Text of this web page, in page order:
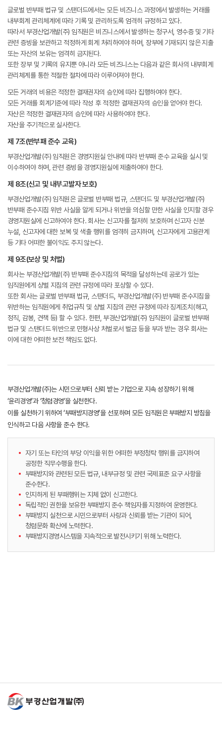
글로벌 반부패 법규 및 스탠더드에서는 모든 비즈니스 과정에서 발생하는 거래를
내부회계 관리체계에 따라 기록 및 관리하도록 엄격히 규정하고 있다.
따라서 부경산업개발(주) 임직원은 비즈니스에서 발생하는 청구서, 영수증 및 기타
관련 증빙을 보관하고 적정하게 회계 처리하여야 하며, 장부에 기재되지 않은 지출
또는 자산의 보유는 엄격히 금지된다.
또한 장부 및 기록의 유지뿐 아니라 모든 비즈니스는 다음과 같은 회사의 내부회계
관리체계를 통한 적절한 절차에 따라 이루어져야 한다.
모든 거래의 비용은 적정한 결재권자의 승인에 따라 집행하여야 한다.
모든 거래를 회계기준에 따라 작성 후 적정한 결재권자의 승인을 얻어야 한다.
자산은 적정한 결재권자의 승인에 따라 사용하여야 한다.
자산을 주기적으로 실사한다.
제 7조(반부패 준수 교육)
부경산업개발(주) 임직원은 경영지원실 안내에 따라 반부패 준수 교육을 실시 및
이수하여야 하며, 관련 증빙을 경영지원실에 제출하여야 한다.
제 8조(신고 및 내부고발자 보호)
부경산업개발(주) 임직원은 글로벌 반부패 법규, 스탠더드 및 부경산업개발(주)
반부패 준수지침 위반 사실을 알게 되거나 위반을 의심할 만한 사실을 인지할 경우
경영지원실에 신고하여야 한다. 회사는 신고자를 철저히 보호하며 신고자 신분
누설, 신고자에 대한 보복 및 색출 행위를 엄격히 금지하며, 신고자에게 고용관계
등 기타 어떠한 불이익도 주지 않는다.
제 9조(보상 및 처벌)
회사는 부경산업개발(주) 반부패 준수지침의 목적을 달성하는데 공로가 있는
임직원에게 상벌 지침의 관련 규정에 따라 포상할 수 있다.
또한 회사는 글로벌 반부패 법규, 스탠더드, 부경산업개발(주) 반부패 준수지침을
위반하는 임직원에게 취업규칙 및 상벌 지침의 관련 규정에 따라 징계조치(해고,
정직, 감봉, 견책 등) 할 수 있다. 한편, 부경산업개발(주) 임직원이 글로벌 반부패
법규 및 스탠더드 위반으로 민형사상 처벌로서 벌금 등을 부과 받는 경우 회사는
이에 대한 어떠한 보전 책임도 없다.
부경산업개발(주)는 시민으로부터 신뢰 받는 기업으로 지속 성장하기 위해
‘윤리경영’과 ‘청렴경영’을 실천한다.
이를 실천하기 위하여 ‘부패방지경영’을 선포하며 모든 임직원은 부패방지 방침을
인식하고 다음 사항을 준수 한다.
자기 또는 타인의 부당 이익을 위한 어떠한 부정청탁 행위를 금지하여
공정한 직무수행을 한다.
부패방지와 관련된 모든 법규, 내부규정 및 관련 국제표준 요구 사항을
준수한다.
인지하게 된 부패행위는 지체 없이 신고한다.
독립적인 권한을 보유한 부패방지 준수 책임자를 지정하여 운영한다.
부패방지 실천으로 시민으로부터 사랑과 신뢰를 받는 기관이 되어,
청렴문화 확산에 노력한다.
부패방지경영시스템을 지속적으로 발전시키기 위해 노력한다.